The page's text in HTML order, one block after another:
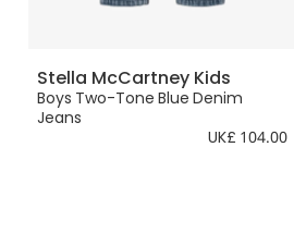
Stella McCartney Kids
Boys Two-Tone Blue Denim
Jeans
UK£ 104.00